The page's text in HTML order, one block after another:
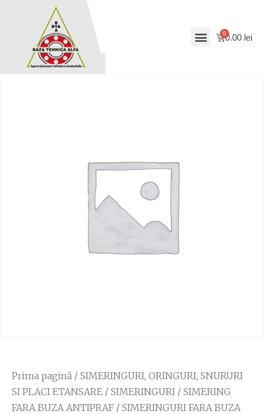
0.00 lei
Prima pagină / SIMERINGURI, ORINGURI, SNURURI
SI PLACI ETANSARE / SIMERINGURI / SIMERING
FARA BUZA ANTIPRAF / SIMERINGURI FARA BUZA